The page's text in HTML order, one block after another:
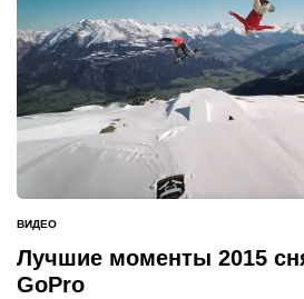
ОПУБЛИКОВАНО
В
ВИДЕО
Лучшие моменты 2015
GoPro